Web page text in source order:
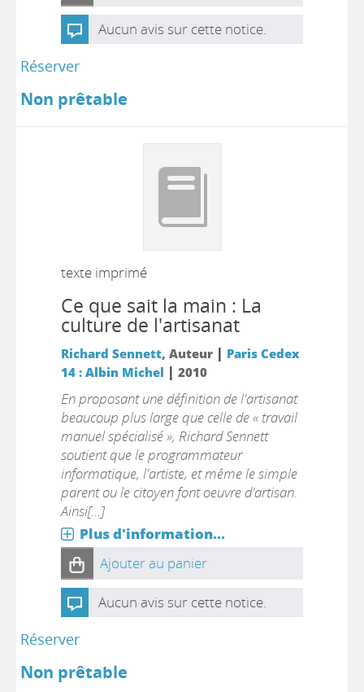
Aucun avis sur cette notice.
Réserver
Non prêtable
texte imprimé
Ce que sait la main : La
culture de l'artisanat
Richard Sennett, Auteur | Paris Cedex
14 : Albin Michel | 2010
En proposant une définition de l'artisanat
beaucoup plus large que celle de « travail
manuel spécialisé », Richard Sennett
soutient que le programmateur
informatique, l'artiste, et même le simple
parent ou le citoyen font oeuvre d'artisan.
Ainsi[...]
Plus d'information...
Ajouter au panier
Aucun avis sur cette notice.
Réserver
Non prêtable